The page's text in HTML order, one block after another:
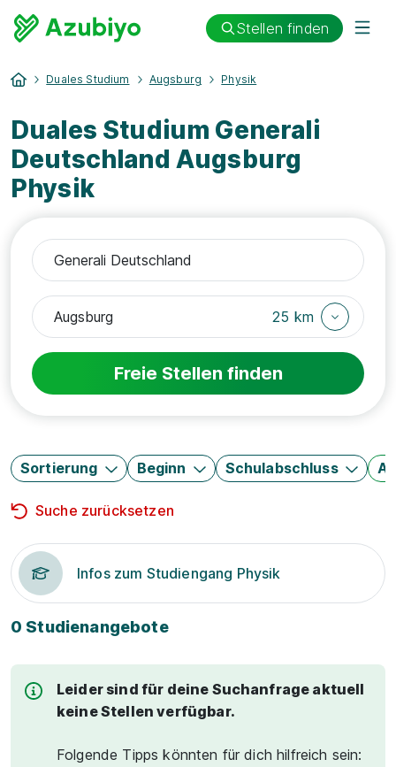
Stellen finden
Duales Studium Augsburg Physik
Duales Studium Generali
Deutschland Augsburg
Physik
25 km
Freie Stellen finden
Sortierung Beginn Schulabschluss
Suche zurücksetzen
Infos zum Studiengang Physik
0 Studienangebote
Leider sind für deine Suchanfrage aktuell
keine Stellen verfügbar.
Folgende Tipps könnten für dich hilfreich sein: